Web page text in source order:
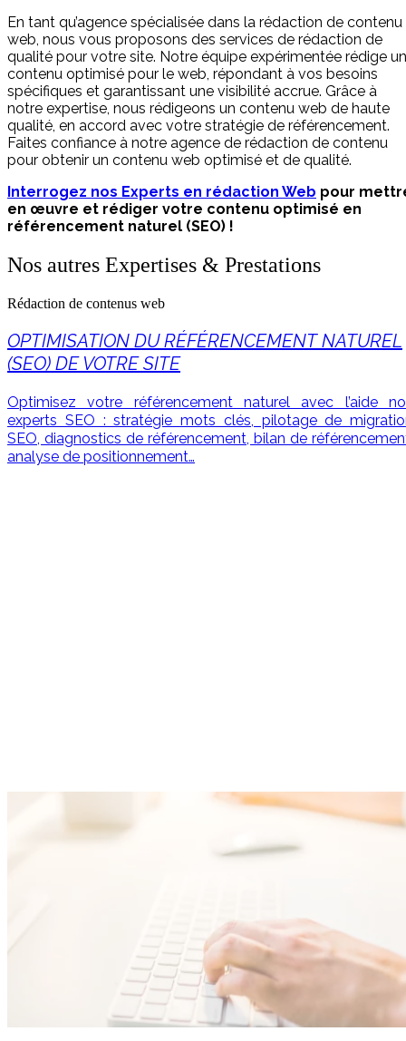
En tant qu’agence spécialisée dans la rédaction de contenu
web, nous vous proposons des services de rédaction de
qualité pour votre site. Notre équipe expérimentée rédige un
contenu optimisé pour le web, répondant à vos besoins
spécifiques et garantissant une visibilité accrue. Grâce à
notre expertise, nous rédigeons un contenu web de haute
qualité, en accord avec votre stratégie de référencement.
Faites confiance à notre agence de rédaction de contenu
pour obtenir un contenu web optimisé et de qualité.
Interrogez nos Experts en rédaction Web pour
en œuvre et rédiger votre contenu optimisé en
référencement naturel (SEO) !
Nos autres Expertises & Prestations
Rédaction de contenus web
OPTIMISATION DU RÉFÉRENCEMENT NATUREL
(SEO) DE VOTRE SITE
Optimisez votre référencement naturel avec l’aide
experts SEO : stratégie mots clés, pilotage de
SEO, diagnostics de référencement, bilan de
analyse de positionnement…